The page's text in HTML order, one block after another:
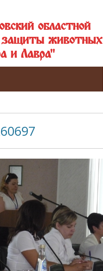
областной
животных
и Лавра"